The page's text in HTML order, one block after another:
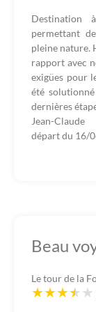
Destination
permettant
pleine nature.
rapport avec
exigües pour
été
dernières
Jean-Claude
départ du 16/
Beau
Le tour de la